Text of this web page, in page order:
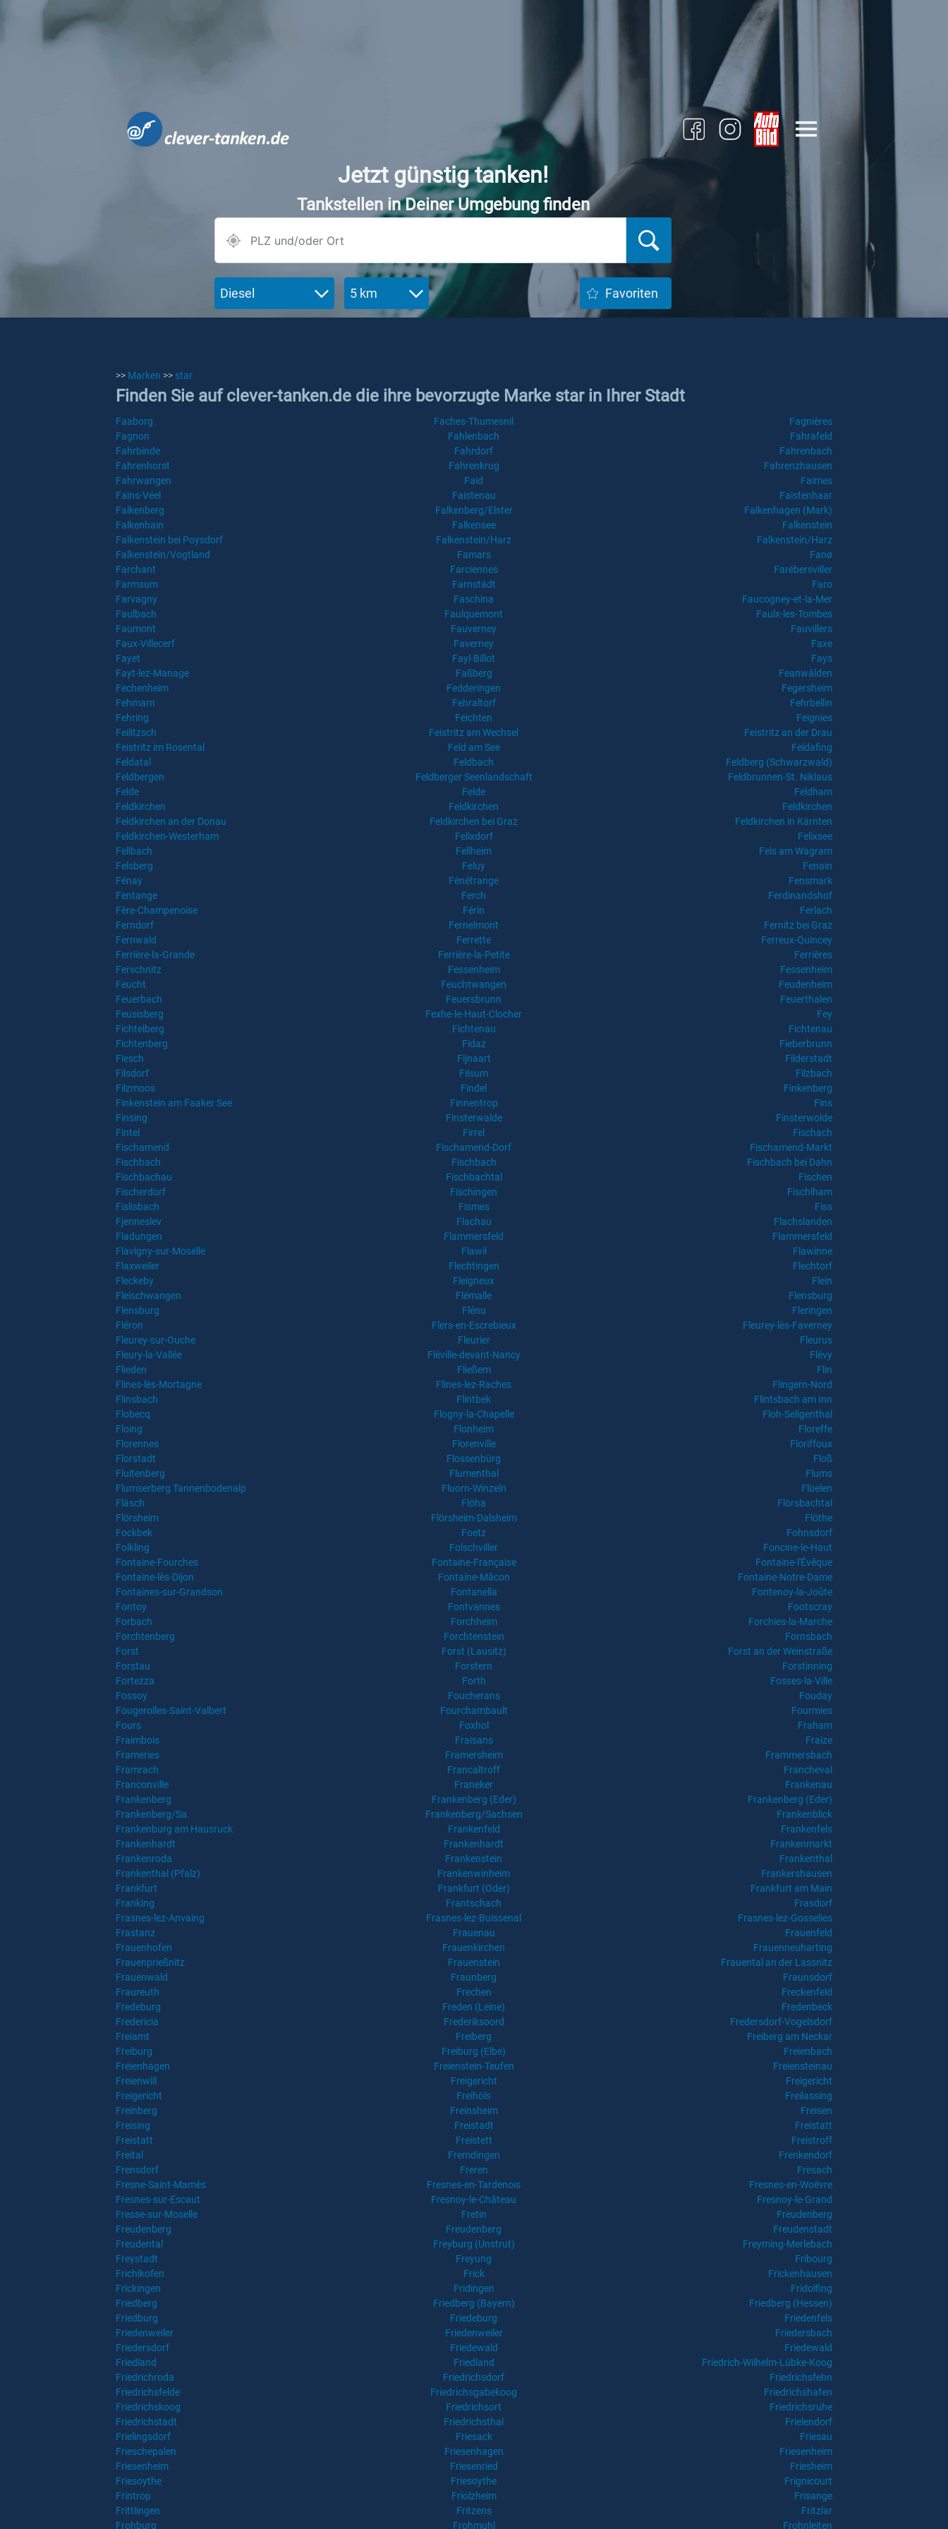
Jetzt günstig tanken!
Tankstellen in Deiner Umgebung finden
Diesel 5 km Favoriten
>> Marken >> star
Finden Sie auf clever-tanken.de die ihre bevorzugte Marke star in Ihrer Stadt
Faaborg Faches-Thumesnil
Fagnières
Fagnon
Fahlenbach
Fahrafeld
Fahrbinde
Fahrdorf
Fahrenbach
Fahrenhorst
Fahrenkrug
Fahrenzhausen
Fahrwangen
Faid
Faimes
Fains-Véel
Faistenau
Faistenhaar
Falkenberg
Falkenberg/Elster
Falkenhagen (Mark)
Falkenhain
Falkensee
Falkenstein
Falkenstein bei Poysdorf
Falkenstein/Harz
Falkenstein/Harz
Falkenstein/Vogtland
Famars
Fanø
Farchant
Farciennes
Farébersviller
Farmsum
Farnstädt
Faro
Farvagny
Faschina
Faucogney-et-la-Mer
Faulbach
Faulquemont
Faulx-les-Tombes
Faumont
Fauverney
Fauvillers
Faux-Villecerf
Faverney
Faxe
Fayet
Fayl-Billot
Fays
Fayt-lez-Manage
Faßberg
Feanwâlden
Fechenheim
Fedderingen
Fegersheim
Fehmarn
Fehraltorf
Fehrbellin
Fehring
Feichten
Feignies
Feilitzsch
Feistritz am Wechsel
Feistritz an der Drau
Feistritz im Rosental
Feld am See
Feldafing
Feldatal
Feldbach
Feldberg (Schwarzwald)
Feldbergen
Feldberger Seenlandschaft
Feldbrunnen-St. Niklaus
Felde
Felde
Feldham
Feldkirchen
Feldkirchen
Feldkirchen
Feldkirchen an der Donau
Feldkirchen bei Graz
Feldkirchen in Kärnten
Feldkirchen-Westerham
Felixdorf
Felixsee
Fellbach
Fellheim
Fels am Wagram
Felsberg
Feluy
Fenain
Fénay
Fénétrange
Fensmark
Fentange
Ferch
Ferdinandshof
Fère-Champenoise
Férin
Ferlach
Ferndorf
Fernelmont
Fernitz bei Graz
Fernwald
Ferrette
Ferreux-Quincey
Ferrière-la-Grande
Ferrière-la-Petite
Ferrières
Ferschnitz
Fessenheim
Fessenheim
Feucht
Feuchtwangen
Feudenheim
Feuerbach
Feuersbrunn
Feuerthalen
Feusisberg
Fexhe-le-Haut-Clocher
Fey
Fichtelberg
Fichtenau
Fichtenau
Fichtenberg
Fidaz
Fieberbrunn
Fiesch
Fijnaart
Filderstadt
Filsdorf
Filsum
Filzbach
Filzmoos
Findel
Finkenberg
Finkenstein am Faaker See
Finnentrop
Fins
Finsing
Finsterwalde
Finsterwolde
Fintel
Firrel
Fischach
Fischamend
Fischamend-Dorf
Fischamend-Markt
Fischbach
Fischbach
Fischbach bei Dahn
Fischbachau
Fischbachtal
Fischen
Fischerdorf
Fischingen
Fischlham
Fislisbach
Fismes
Fiss
Fjenneslev
Flachau
Flachslanden
Fladungen
Flammersfeld
Flammersfeld
Flavigny-sur-Moselle
Flawil
Flawinne
Flaxweiler
Flechtingen
Flechtorf
Fleckeby
Fleigneux
Flein
Fleischwangen
Flémalle
Flensburg
Flensburg
Flénu
Fleringen
Fléron
Flers-en-Escrebieux
Fleurey-lès-Faverney
Fleurey-sur-Ouche
Fleurier
Fleurus
Fleury-la-Vallée
Fléville-devant-Nancy
Flévy
Flieden
Fließem
Flin
Flines-lès-Mortagne
Flines-lez-Raches
Flingern-Nord
Flinsbach
Flintbek
Flintsbach am Inn
Flobecq
Flogny-la-Chapelle
Floh-Seligenthal
Floing
Flonheim
Floreffe
Florennes
Florenville
Floriffoux
Florstadt
Flossenbürg
Floß
Fluitenberg
Flumenthal
Flums
Flumserberg Tannenbodenalp
Fluorn-Winzeln
Flüelen
Fläsch
Flöha
Flörsbachtal
Flörsheim
Flörsheim-Dalsheim
Flöthe
Fockbek
Foetz
Fohnsdorf
Folkling
Folschviller
Foncine-le-Haut
Fontaine-Fourches
Fontaine-Française
Fontaine-l'Évêque
Fontaine-lès-Dijon
Fontaine-Mâcon
Fontaine-Notre-Dame
Fontaines-sur-Grandson
Fontanella
Fontenoy-la-Joûte
Fontoy
Fontvannes
Footscray
Forbach
Forchheim
Forchies-la-Marche
Forchtenberg
Forchtenstein
Fornsbach
Forst
Forst (Lausitz)
Forst an der Weinstraße
Forstau
Forstern
Forstinning
Fortezza
Forth
Fosses-la-Ville
Fossoy
Foucherans
Fouday
Fougerolles-Saint-Valbert
Fourchambault
Fourmies
Fours
Foxhol
Fraham
Fraimbois
Fraisans
Fraize
Frameries
Framersheim
Frammersbach
Framrach
Francaltroff
Francheval
Franconville
Franeker
Frankenau
Frankenberg
Frankenberg (Eder)
Frankenberg (Eder)
Frankenberg/Sa.
Frankenberg/Sachsen
Frankenblick
Frankenburg am Hausruck
Frankenfeld
Frankenfels
Frankenhardt
Frankenhardt
Frankenmarkt
Frankenroda
Frankenstein
Frankenthal
Frankenthal (Pfalz)
Frankenwinheim
Frankershausen
Frankfurt
Frankfurt (Oder)
Frankfurt am Main
Franking
Frantschach
Frasdorf
Frasnes-lez-Anvaing
Frasnes-lez-Buissenal
Frasnes-lez-Gosselies
Frastanz
Frauenau
Frauenfeld
Frauenhofen
Frauenkirchen
Frauenneuharting
Frauenprießnitz
Frauenstein
Frauental an der Lassnitz
Frauenwald
Fraunberg
Fraunsdorf
Fraureuth
Frechen
Freckenfeld
Fredeburg
Freden (Leine)
Fredenbeck
Fredericia
Frederiksoord
Fredersdorf-Vogelsdorf
Freiamt
Freiberg
Freiberg am Neckar
Freiburg
Freiburg (Elbe)
Freienbach
Freienhagen
Freienstein-Teufen
Freiensteinau
Freienwill
Freigericht
Freigericht
Freigericht
Freihöls
Freilassing
Freinberg
Freinsheim
Freisen
Freising
Freistadt
Freistatt
Freistatt
Freistett
Freistroff
Freital
Fremdingen
Frenkendorf
Frensdorf
Freren
Fresach
Fresne-Saint-Mamès
Fresnes-en-Tardenois
Fresnes-en-Woëvre
Fresnes-sur-Escaut
Fresnoy-le-Château
Fresnoy-le-Grand
Fresse-sur-Moselle
Fretin
Freudenberg
Freudenberg
Freudenberg
Freudenstadt
Freudental
Freyburg (Unstrut)
Freyming-Merlebach
Freystadt
Freyung
Fribourg
Frichlkofen
Frick
Frickenhausen
Frickingen
Fridingen
Fridolfing
Friedberg
Friedberg (Bayern)
Friedberg (Hessen)
Friedburg
Friedeburg
Friedenfels
Friedenweiler
Friedenweiler
Friedersbach
Friedersdorf
Friedewald
Friedewald
Friedland
Friedland
Friedrich-Wilhelm-Lübke-Koog
Friedrichroda
Friedrichsdorf
Friedrichsfehn
Friedrichsfelde
Friedrichsgabekoog
Friedrichshafen
Friedrichskoog
Friedrichsort
Friedrichsruhe
Friedrichstadt
Friedrichsthal
Frielendorf
Frielingsdorf
Friesack
Friesau
Frieschepalen
Friesenhagen
Friesenheim
Friesenheim
Friesenried
Friesheim
Friesoythe
Friesoythe
Frignicourt
Frintrop
Friolzheim
Frisange
Frittlingen
Fritzens
Fritzlar
Frohburg
Frohmuhl Frohnleiten